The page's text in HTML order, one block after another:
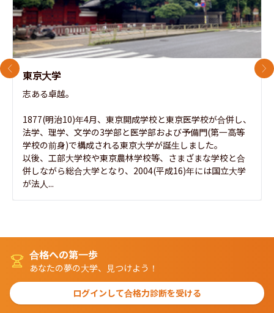
東京大学
志ある卓越。
1877(明治10)年4月、東京開成学校と東京医学校が合併し、
法学、理学、文学の3学部と医学部および予備門(第一高等
学校の前身)で構成される東京大学が誕生しました。
以後、工部大学校や東京農林学校等、さまざまな学校と合
併しながら総合大学となり、2004(平成16)年には国立大学
が法人...
前のスライド 次
合格への第一歩
あなたの夢の大学、見つけよう！
ログインして合格力診断を受ける